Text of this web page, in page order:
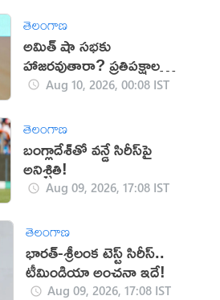
తెలంగాణ
అమిత్ షా సభకు
హాజరవుతారా? ప్రతిపక్షాల
డిమాండ్
Aug 10, 2026, 00:08 IST
తెలంగాణ
బంగ్లాదేశ్‌తో వన్డే సిరీస్‌పై
అనిశ్చితి!
Aug 09, 2026, 17:08 IST
తెలంగాణ
భారత్-శ్రీలంక టెస్ట్ సిరీస్..
టీమిండియా అంచనా ఇదే!
Aug 09, 2026, 17:08 IST